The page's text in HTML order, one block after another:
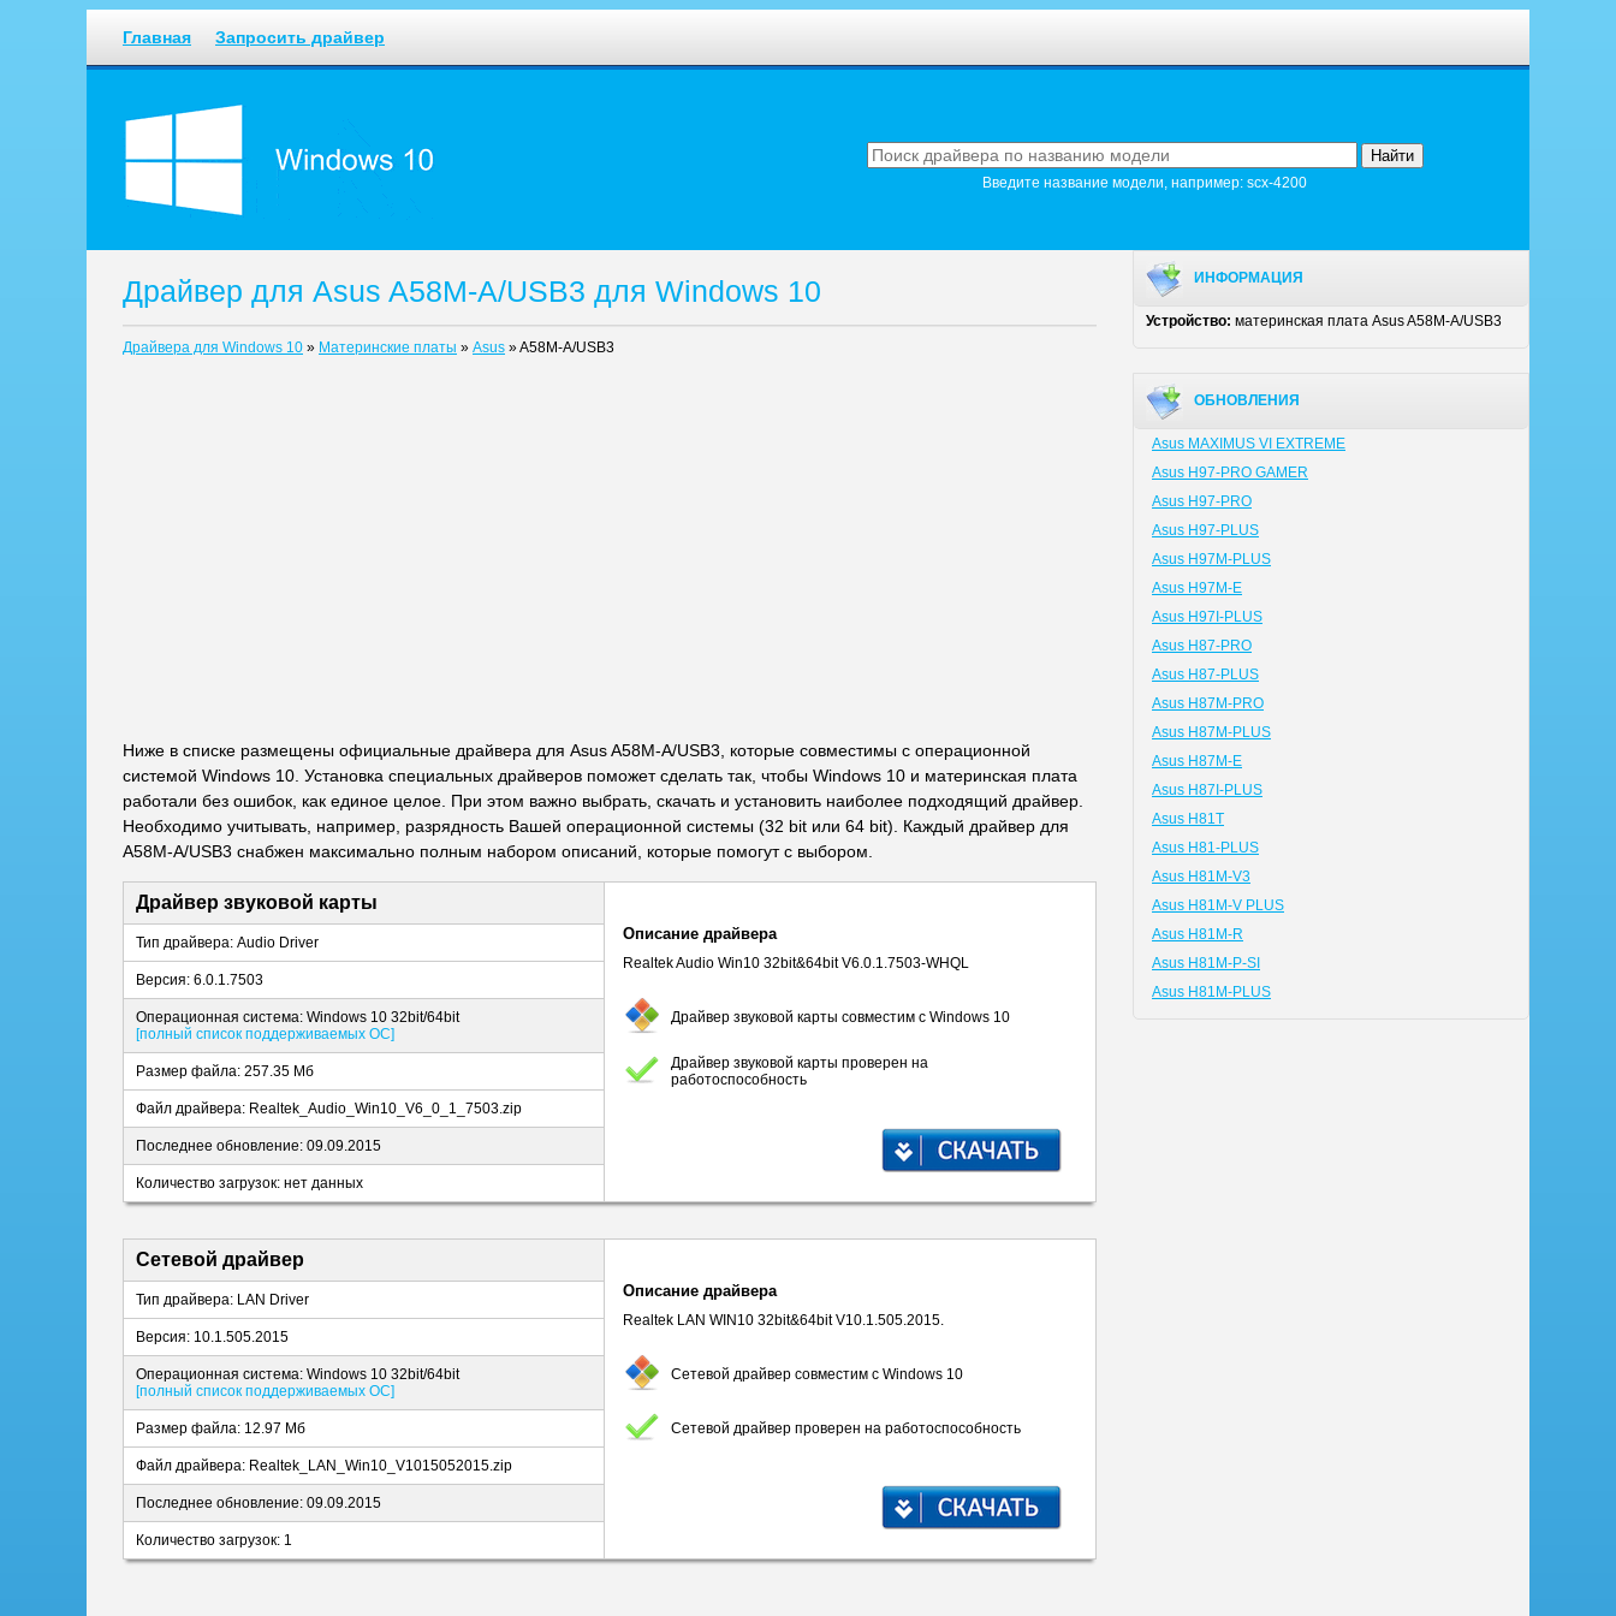
Главная Запросить драйвер
Введите название модели, например: scx-4200
Драйвер для Asus A58M-A/USB3 для Windows 10
Драйвера для Windows 10 » Материнские платы » Asus »A58M-A/USB3
Ниже в списке размещены официальные драйвера для Asus A58M-A/USB3, которые совместимы с операционной
системой Windows 10. Установка специальных драйверов поможет сделать так, чтобы Windows 10 и материнская плата
работали без ошибок, как единое целое. При этом важно выбрать, скачать и установить наиболее подходящий драйвер.
Необходимо учитывать, например, разрядность Вашей операционной системы (32 bit или 64 bit). Каждый драйвер для
A58M-A/USB3 снабжен максимально полным набором описаний, которые помогут с выбором.
Драйвер звуковой карты
Тип драйвера: Audio Driver
Версия: 6.0.1.7503
Операционная система: Windows 10 32bit/64bit
[полный список поддерживаемых ОС]
Размер файла: 257.35 Мб
Файл драйвера: Realtek_Audio_Win10_V6_0_1_7503.zip
Последнее обновление: 09.09.2015
Количество загрузок: нет данных
Описание драйвера
Realtek Audio Win10 32bit&64bit V6.0.1.7503-WHQL
Драйвер звуковой карты совместим с Windows 10
Драйвер звуковой карты проверен на
работоспособность
Сетевой драйвер
Тип драйвера: LAN Driver
Версия: 10.1.505.2015
Операционная система: Windows 10 32bit/64bit
[полный список поддерживаемых ОС]
Размер файла: 12.97 Мб
Файл драйвера: Realtek_LAN_Win10_V1015052015.zip
Последнее обновление: 09.09.2015
Количество загрузок: 1
Описание драйвера
Realtek LAN WIN10 32bit&64bit V10.1.505.2015.
Сетевой драйвер совместим с Windows 10
Сетевой драйвер проверен на работоспособность
ИНФОРМАЦИЯ
Устройство: материнская плата Asus A58M-A/USB3
ОБНОВЛЕНИЯ
Asus MAXIMUS VI EXTREME
Asus H97-PRO GAMER
Asus H97-PRO
Asus H97-PLUS
Asus H97M-PLUS
Asus H97M-E
Asus H97I-PLUS
Asus H87-PRO
Asus H87-PLUS
Asus H87M-PRO
Asus H87M-PLUS
Asus H87M-E
Asus H87I-PLUS
Asus H81T
Asus H81-PLUS
Asus H81M-V3
Asus H81M-V PLUS
Asus H81M-R
Asus H81M-P-SI
Asus H81M-PLUS